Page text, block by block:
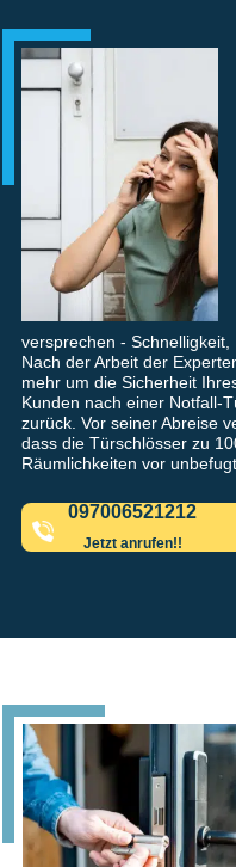
versprechen - Schnelligkeit,
Nach der Arbeit der
mehr um die Sicherheit
Kunden nach einer Notfall-
zurück. Vor seiner Abreise
dass die Türschlösser zu
Räumlichkeiten vor
097006521212
Jetzt anrufen!!